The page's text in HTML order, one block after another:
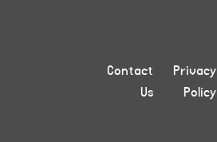
Privacy
Policy
Contact
Us